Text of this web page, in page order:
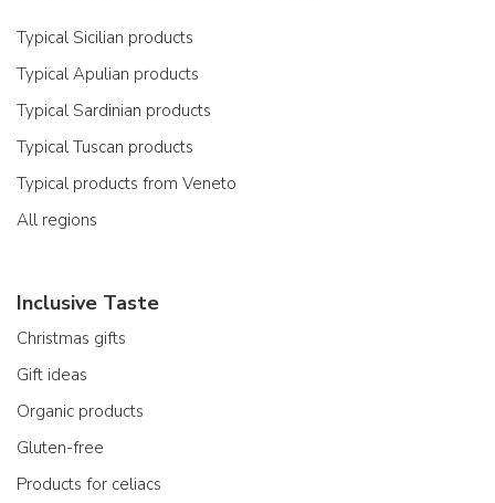
Typical Sicilian products
Typical Apulian products
Typical Sardinian products
Typical Tuscan products
Typical products from Veneto
All regions
Inclusive Taste
Christmas gifts
Gift ideas
Organic products
Gluten-free
Products for celiacs